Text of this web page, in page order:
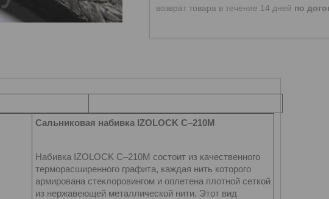
возврат товара в течение 14 дней по
Сальниковая набивка IZOLOCK С–210M
Набивка IZOLOCK С–210M состоит из качественного
терморасширенного графита, каждая нить которого
армирована стеклоровингом и оплетена плотной сеткой
из нержавеющей металлической нити. Этот вид